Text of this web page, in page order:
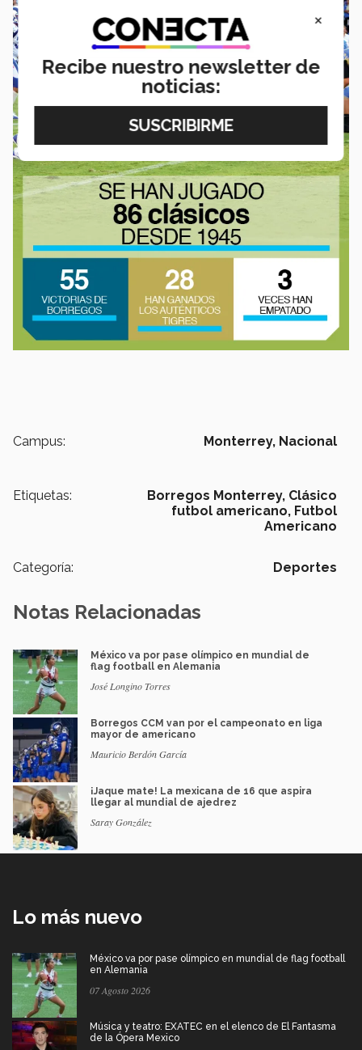
Campus: Monterrey, Nacional
Etiquetas: Borregos Monterrey, Clásico
futbol americano, Futbol
Americano
Categoría: Deportes
Notas Relacionadas
México va por pase olímpico en mundial de
flag football en Alemania
José Longino Torres
Borregos CCM van por el campeonato en liga
mayor de americano
Mauricio Berdón García
¡Jaque mate! La mexicana de 16 que aspira
llegar al mundial de ajedrez
Saray González
Lo más nuevo
México va por pase olímpico en mundial de flag football
en Alemania
07 Agosto 2026
Música y teatro: EXATEC en el elenco de El Fantasma
de la Ópera Mexico
×
Recibe nuestro newsletter de
noticias: